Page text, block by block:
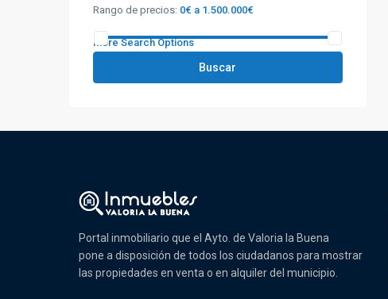
Rango de precios: 0€ a 1.500.000€
More Search Options
Buscar
Portal inmobiliario que el Ayto. de Valoria la Buena
pone a disposición de todos los ciudadanos para mostrar
las propiedades en venta o en alquiler del municipio.